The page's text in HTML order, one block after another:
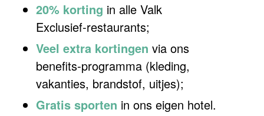
20% korting in alle Valk
Exclusief‑restaurants;
Veel extra kortingen via ons
benefits‑programma (kleding,
vakanties, brandstof, uitjes);
Gratis sporten in ons eigen hotel.